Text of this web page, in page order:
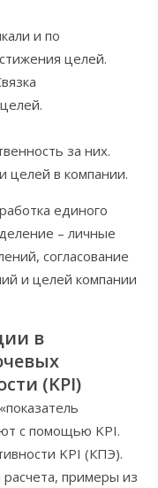
и по
целей.
за них.
целей в компании.
единого
– личные
согласование
и целей компании
в
(KPI)
с помощью KPI.
KPI (КПЭ).
примеры из